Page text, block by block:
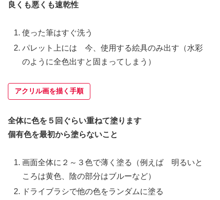
良くも悪くも速乾性
使った筆はすぐ洗う
パレット上には 今、使用する絵具のみ出す（水彩
のように全色出すと固まってしまう）
アクリル画を描く手順
全体に色を５回ぐらい重ねて塗ります
個有色を最初から塗らないこと
画面全体に２～３色で薄く塗る（例えば 明るいと
ころは黄色、陰の部分はブルーなど）
ドライブラシで他の色をランダムに塗る